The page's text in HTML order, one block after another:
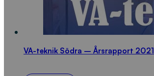
VA-teknik Södra – Årsrapport 2021